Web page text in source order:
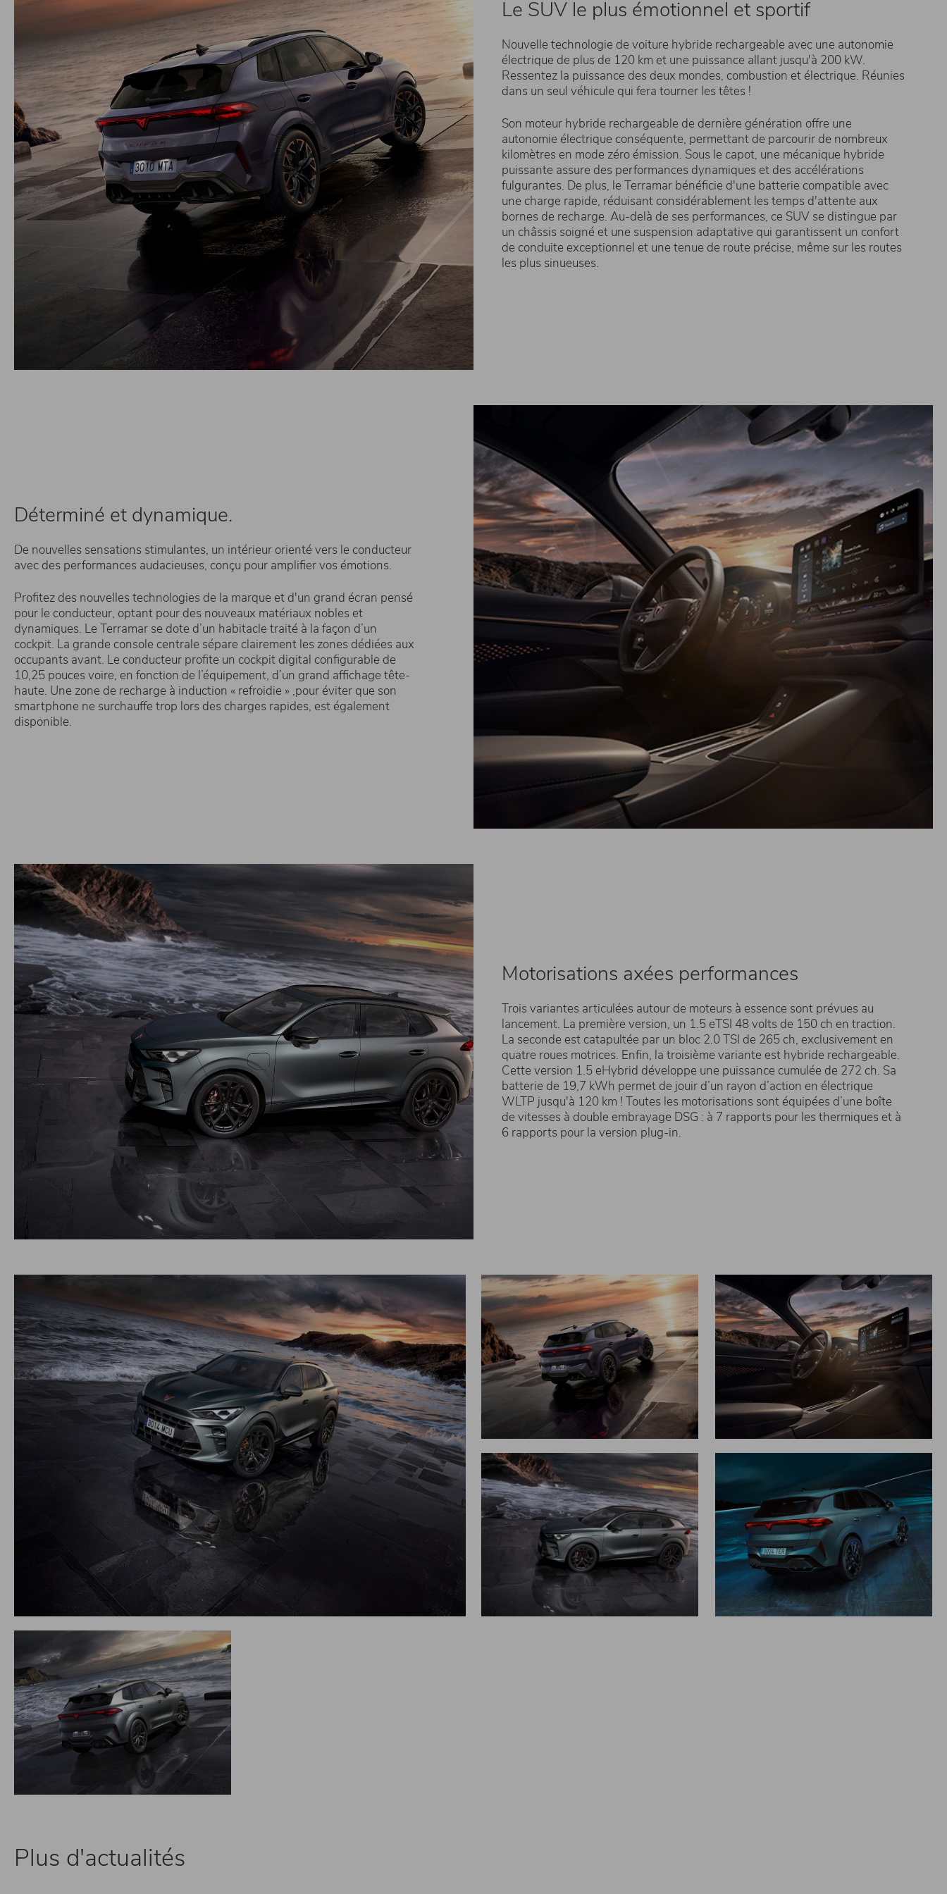
Le SUV le plus émotionnel et sportif
Nouvelle technologie de voiture hybride rechargeable avec une autonomie
électrique de plus de 120 km et une puissance allant jusqu'à 200 kW.
Ressentez la puissance des deux mondes, combustion et électrique. Réunies
dans un seul véhicule qui fera tourner les têtes !
Son moteur hybride rechargeable de dernière génération offre une
autonomie électrique conséquente, permettant de parcourir de nombreux
kilomètres en mode zéro émission. Sous le capot, une mécanique hybride
puissante assure des performances dynamiques et des accélérations
fulgurantes. De plus, le Terramar bénéficie d'une batterie compatible avec
une charge rapide, réduisant considérablement les temps d'attente aux
bornes de recharge. Au-delà de ses performances, ce SUV se distingue par
un châssis soigné et une suspension adaptative qui garantissent un confort
de conduite exceptionnel et une tenue de route précise, même sur les routes
les plus sinueuses.
Déterminé et dynamique.
De nouvelles sensations stimulantes, un intérieur orienté vers le conducteur
avec des performances audacieuses, conçu pour amplifier vos émotions.
Profitez des nouvelles technologies de la marque et d'un grand écran pensé
pour le conducteur, optant pour des nouveaux matériaux nobles et
dynamiques. Le Terramar se dote d’un habitacle traité à la façon d’un
cockpit. La grande console centrale sépare clairement les zones dédiées aux
occupants avant. Le conducteur profite un cockpit digital configurable de
10,25 pouces voire, en fonction de l’équipement, d’un grand affichage tête-
haute. Une zone de recharge à induction « refroidie » ,pour éviter que son
smartphone ne surchauffe trop lors des charges rapides, est également
disponible.
Motorisations axées performances
Trois variantes articulées autour de moteurs à essence sont prévues au
lancement. La première version, un 1.5 eTSI 48 volts de 150 ch en traction.
La seconde est catapultée par un bloc 2.0 TSI de 265 ch, exclusivement en
quatre roues motrices. Enfin, la troisième variante est hybride rechargeable.
Cette version 1.5 eHybrid développe une puissance cumulée de 272 ch. Sa
batterie de 19,7 kWh permet de jouir d’un rayon d’action en électrique
WLTP jusqu'à 120 km ! Toutes les motorisations sont équipées d’une boîte
de vitesses à double embrayage DSG : à 7 rapports pour les thermiques et à
6 rapports pour la version plug-in.
Plus d'actualités